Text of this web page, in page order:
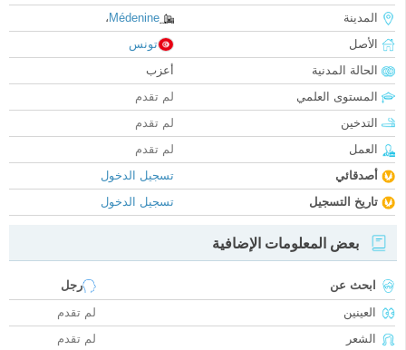
المدينة
Médenine ،
الأصل
تونس
الحالة المدنية
أعزب
المستوى العلمي
لم تقدم
التدخين
لم تقدم
العمل
لم تقدم
أصدقائي
تسجيل الدخول
تاريخ التسجيل
تسجيل الدخول
بعض المعلومات الإضافية
ابحث عن
رجل
العينين
لم تقدم
الشعر
لم تقدم